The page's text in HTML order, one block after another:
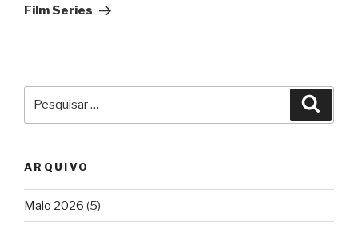
Film Series
ARQUIVO
Maio 2026 (5)